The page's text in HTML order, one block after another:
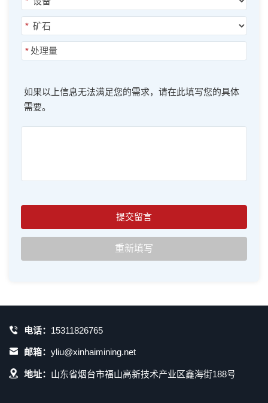
*
*
如果以上信息无法满足您的需求，请在此填写您的具体
需要。
电话： 15311826765
邮箱： yliu@xinhaimining.net
地址： 山东省烟台市福山高新技术产业区鑫海街188号